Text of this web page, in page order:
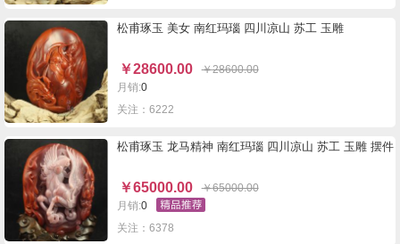
松甫琢玉 美女 南红玛瑙 四川凉山 苏工 玉雕
￥28600.00 ￥28600.00
月销:0
关注：6222
松甫琢玉 龙马精神 南红玛瑙 四川凉山 苏工 玉雕 摆件
￥65000.00 ￥65000.00
月销:0
关注：6378